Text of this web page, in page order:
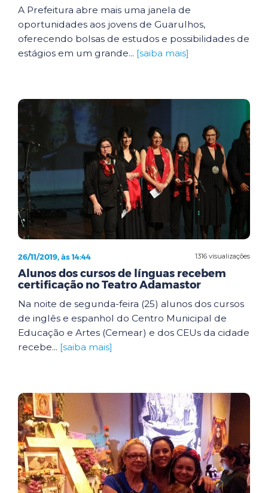
A Prefeitura abre mais uma janela de
oportunidades aos jovens de Guarulhos,
oferecendo bolsas de estudos e possibilidades de
estágios em um grande... [saiba mais]
1316 visualizações
26/11/2019, às 14:44
Alunos dos cursos de línguas recebem
certificação no Teatro Adamastor
Na noite de segunda-feira (25) alunos dos cursos
de inglês e espanhol do Centro Municipal de
Educação e Artes (Cemear) e dos CEUs da cidade
recebe... [saiba mais]